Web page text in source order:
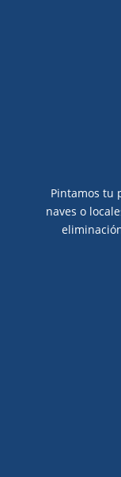
Pintamos tu
naves o